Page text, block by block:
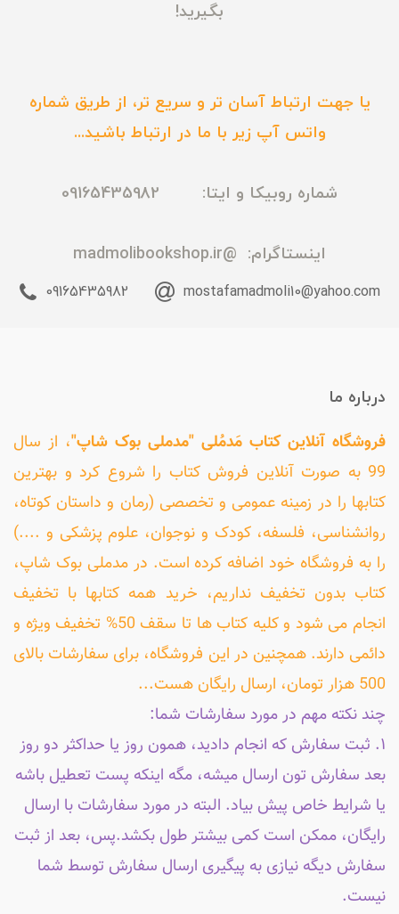
بگیرید!
یا جهت ارتباط آسان تر و سریع تر، از طریق شماره
واتس آپ زیر با ما در ارتباط باشید...
شماره روبیکا و ایتا: 09165435982
اینستاگرام: @madmolibookshop.ir
mostafamadmoli10@yahoo.com
09165435982
درباره ما
فروشگاه آنلاین کتاب مَدمُلی "مدملی بوک شاپ"، از سال
99 به صورت آنلاین فروش کتاب را شروع کرد و بهترین
کتابها را در زمینه عمومی و تخصصی (رمان و داستان کوتاه،
روانشناسی، فلسفه، کودک و نوجوان، علوم پزشکی و ....)
را به فروشگاه خود اضافه کرده است. در مدملی بوک شاپ،
کتاب بدون تخفیف نداریم، خرید همه کتابها با تخفیف
انجام می شود و کلیه کتاب ها تا سقف 50% تخفیف ویژه و
دائمی دارند. همچنین در این فروشگاه، برای سفارشات بالای
500 هزار تومان، ارسال رایگان هست...
چند نکته مهم در مورد سفارشات شما:
۱. ثبت سفارش که انجام دادید، همون روز یا حداکثر دو روز
بعد سفارش تون ارسال میشه، مگه اینکه پست تعطیل باشه
یا شرایط خاص پیش بیاد. البته در مورد سفارشات با ارسال
رایگان، ممکن است کمی بیشتر طول بکشد.پس، بعد از ثبت
سفارش دیگه نیازی به پیگیری ارسال سفارش توسط شما
نیست.